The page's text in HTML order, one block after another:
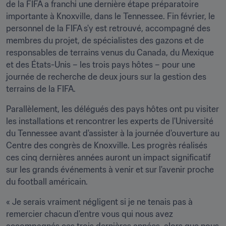
de la FIFA a franchi une dernière étape préparatoire
importante à Knoxville, dans le Tennessee. Fin février, le
personnel de la FIFA s'y est retrouvé, accompagné des
membres du projet, de spécialistes des gazons et de
responsables de terrains venus du Canada, du Mexique
et des États-Unis – les trois pays hôtes – pour une
journée de recherche de deux jours sur la gestion des
terrains de la FIFA.
Parallèlement, les délégués des pays hôtes ont pu visiter
les installations et rencontrer les experts de l'Université
du Tennessee avant d'assister à la journée d'ouverture au
Centre des congrès de Knoxville. Les progrès réalisés
ces cinq dernières années auront un impact significatif
sur les grands événements à venir et sur l'avenir proche
du football américain.
« Je serais vraiment négligent si je ne tenais pas à
remercier chacun d'entre vous qui nous avez